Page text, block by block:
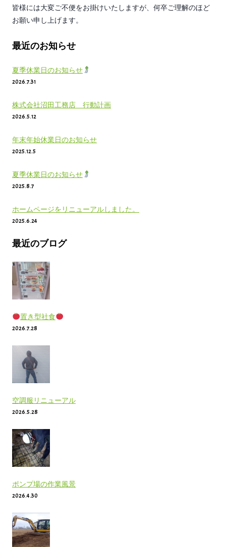
皆様には大変ご不便をお掛けいたしますが、何卒ご理解のほど
お願い申し上げます。
最近のお知らせ
夏季休業日のお知らせ
2026.7.31
株式会社沼田工務店 行動計画
2026.5.12
年末年始休業日のお知らせ
2025.12.5
夏季休業日のお知らせ
2025.8.7
ホームページをリニューアルしました。
2025.6.24
最近のブログ
置き型社食
2026.7.28
空調服リニューアル
2026.5.28
ポンプ場の作業風景
2026.4.30